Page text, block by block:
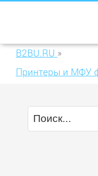
B2BU.RU »
Принтеры и МФУ